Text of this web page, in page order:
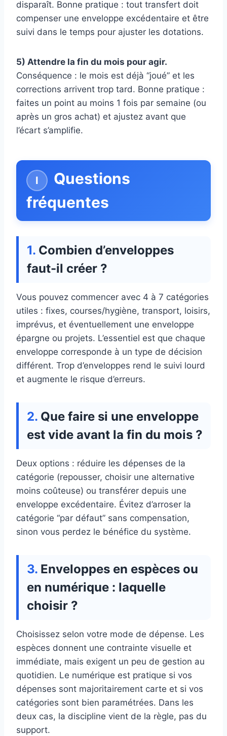
disparaît. Bonne pratique : tout transfert doit
compenser une enveloppe excédentaire et être
suivi dans le temps pour ajuster les dotations.
5) Attendre la fin du mois pour agir.
Conséquence : le mois est déjà “joué” et les
corrections arrivent trop tard. Bonne pratique :
faites un point au moins 1 fois par semaine (ou
après un gros achat) et ajustez avant que
l’écart s’amplifie.
Questions
fréquentes
Combien d’enveloppes
faut-il créer ?
Vous pouvez commencer avec 4 à 7 catégories
utiles : fixes, courses/hygiène, transport, loisirs,
imprévus, et éventuellement une enveloppe
épargne ou projets. L’essentiel est que chaque
enveloppe corresponde à un type de décision
différent. Trop d’enveloppes rend le suivi lourd
et augmente le risque d’erreurs.
Que faire si une enveloppe
est vide avant la fin du mois ?
Deux options : réduire les dépenses de la
catégorie (repousser, choisir une alternative
moins coûteuse) ou transférer depuis une
enveloppe excédentaire. Évitez d’arroser la
catégorie “par défaut” sans compensation,
sinon vous perdez le bénéfice du système.
Enveloppes en espèces ou
en numérique : laquelle
choisir ?
Choisissez selon votre mode de dépense. Les
espèces donnent une contrainte visuelle et
immédiate, mais exigent un peu de gestion au
quotidien. Le numérique est pratique si vos
dépenses sont majoritairement carte et si vos
catégories sont bien paramétrées. Dans les
deux cas, la discipline vient de la règle, pas du
support.